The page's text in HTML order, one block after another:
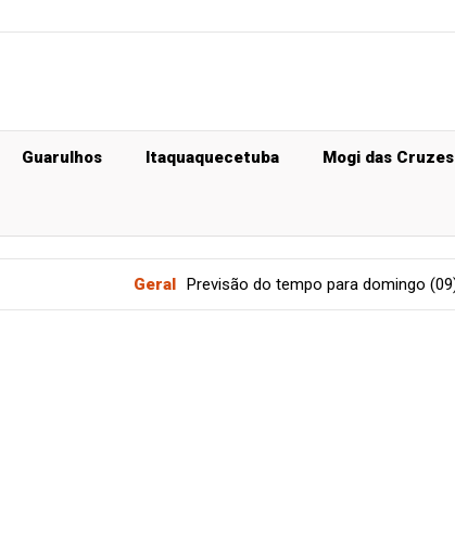
Guarulhos Itaquaquecetuba Mogi das Cruzes
Previsão do tempo para domingo (09), em SP: